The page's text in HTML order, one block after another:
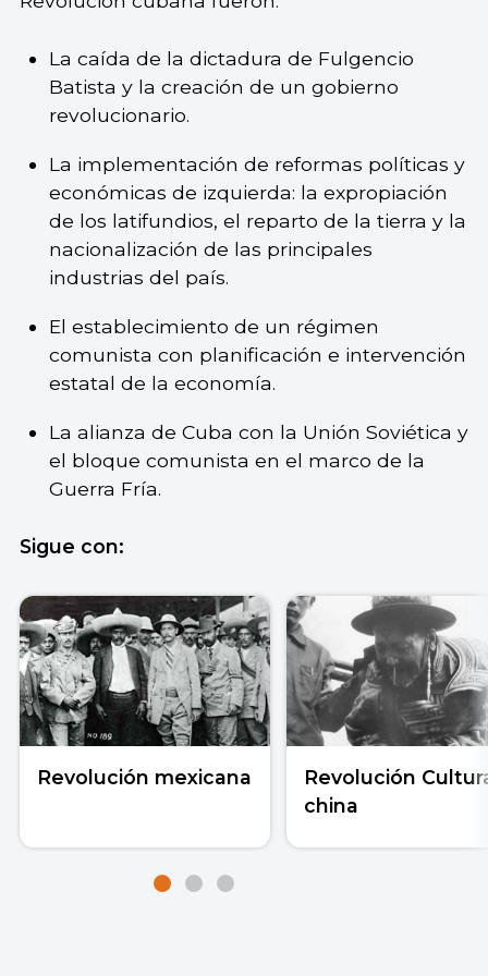
La caída de la dictadura de Fulgencio
Batista y la creación de un gobierno
revolucionario.
La implementación de reformas políticas y
económicas de izquierda: la expropiación
de los latifundios, el reparto de la tierra y la
nacionalización de las principales
industrias del país.
El establecimiento de un régimen
comunista con planificación e intervención
estatal de la economía.
La alianza de Cuba con la Unión Soviética y
el bloque comunista en el marco de la
Guerra Fría.
Sigue con:
Revolución mexicana
Revolución
china